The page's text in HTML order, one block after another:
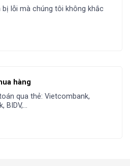
bị lỗi mà chúng tôi không khắc
hàng
qua thẻ: Vietcombank,
BIDV,...